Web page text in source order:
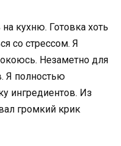
кухню. Готовка хоть
со стрессом. Я
Незаметно для
Я полностью
ингредиентов. Из
громкий крик